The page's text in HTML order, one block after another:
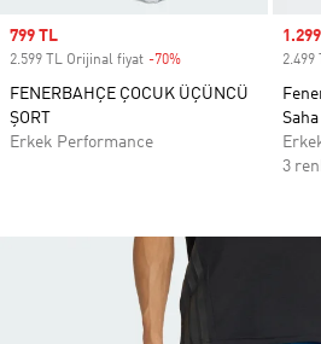
Sale price
799 TL
2.599 TL Orijinal fiyat -70%
FENERBAHÇE ÇOCUK ÜÇÜNCÜ
ŞORT
Erkek Performance
Sale
3